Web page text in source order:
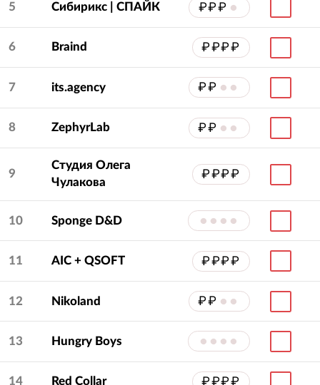
5 Сибирикс | СПАЙК ₽₽₽ •
6 Braind ₽₽₽₽
7 its.agency ₽₽ ••
8 ZephyrLab ₽₽ ••
9
Студия Олега
Чулакова
₽₽₽₽
10 Sponge D&D ••••
11 AIC + QSOFT ₽₽₽₽
12 Nikoland ₽₽ ••
13 Hungry Boys ••••
14 Red Collar ₽₽₽₽